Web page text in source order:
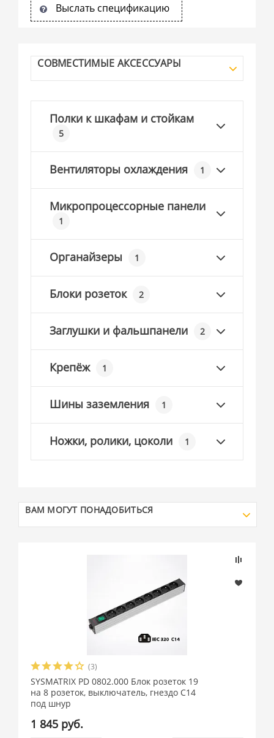
Выслать спецификацию
СОВМЕСТИМЫЕ АКСЕССУАРЫ
Полки к шкафам и стойкам
5
Вентиляторы охлаждения 1
Микропроцессорные панели
1
Органайзеры 1
Блоки розеток 2
Заглушки и фальшпанели 2
Крепёж 1
Шины заземления 1
Ножки, ролики, цоколи 1
ВАМ МОГУТ ПОНАДОБИТЬСЯ
(3)
SYSMATRIX PD 0802.000 Блок розеток 19
на 8 розеток, выключатель, гнездо C14
под шнур
1 845 руб.